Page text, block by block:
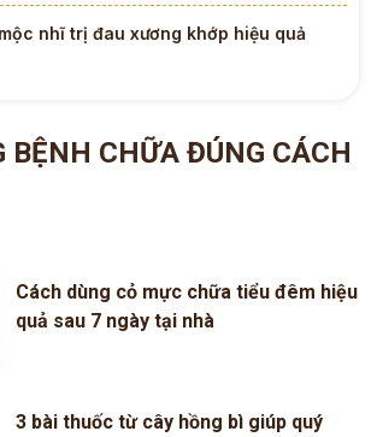
nhĩ trị đau xương khớp hiệu quả
BỆNH CHỮA ĐÚNG CÁCH
Cách dùng cỏ mực chữa tiểu đêm hiệu
quả sau 7 ngày tại nhà
3 bài thuốc từ cây hồng bì giúp quý